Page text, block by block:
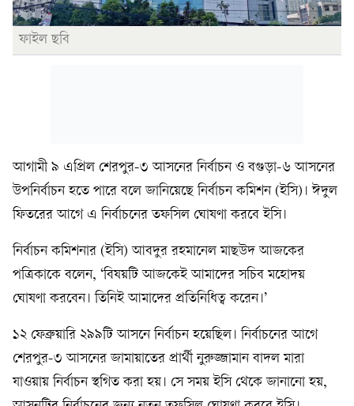
ফাইল ছবি
আগামী ৯ এপ্রিল শেরপুর-৩ আসনের নির্বাচন ও বগুড়া-৬ আসনের
উপনির্বাচন হতে পারে বলে জানিয়েছে নির্বাচন কমিশন (ইসি)। ঈদুল
ফিতরের আগে এ নির্বাচনের তফসিল ঘোষণা করবে ইসি।
নির্বাচন কমিশনার (ইসি) আবদুর রহমানেল মাছউদ আজকের
পত্রিকাকে বলেন, ‘বিষয়টি আজকেই আমাদের সচিব মহোদয়
ঘোষণা করবেন। তিনিই আমাদের প্রতিনিধিত্ব করেন।’
১২ ফেব্রুয়ারি ২৯৯টি আসনে নির্বাচন হয়েছিল। নির্বাচনের আগে
শেরপুর-৩ আসনের জামায়াতের প্রার্থী নুরুজ্জামান বাদল মারা
যাওয়ায় নির্বাচন স্থগিত করা হয়। সে সময় ইসি থেকে জানানো হয়,